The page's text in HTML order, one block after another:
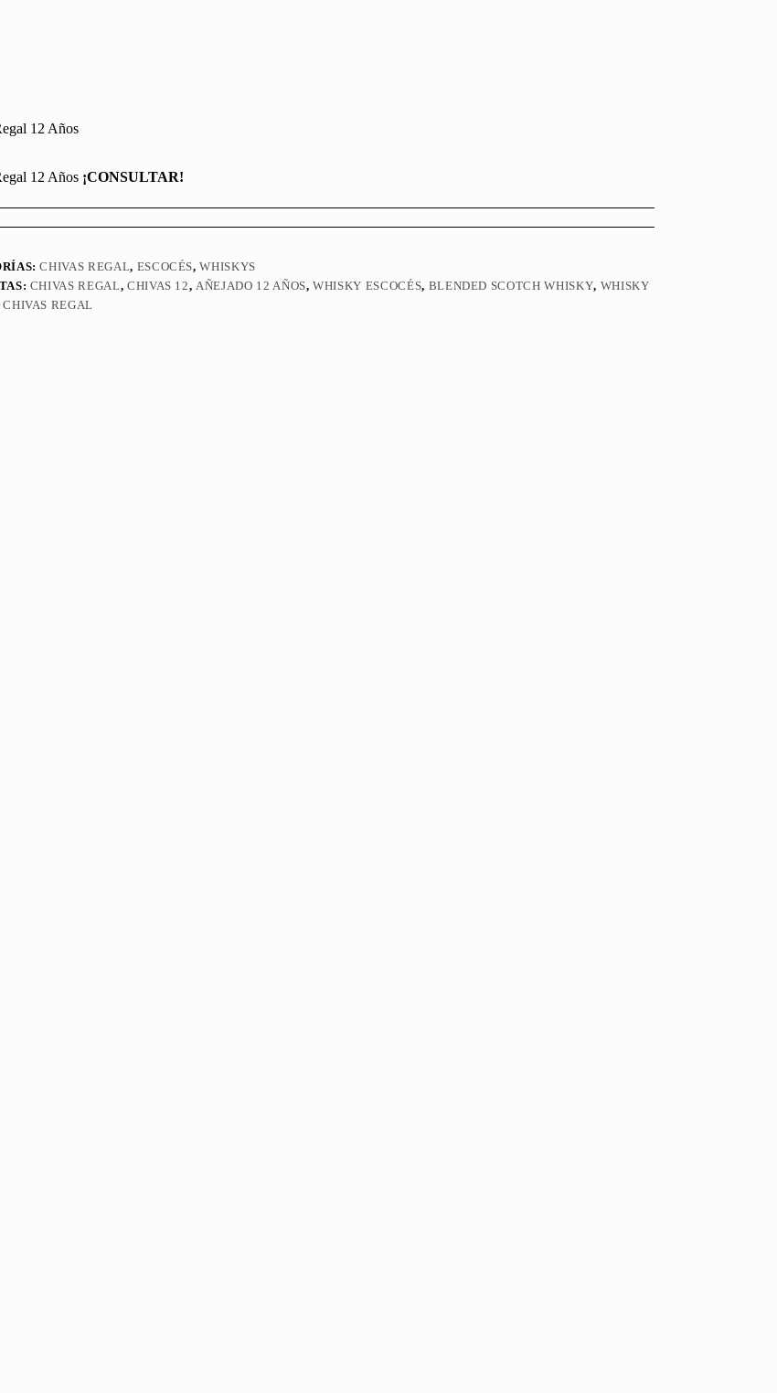
12 Años
12 Años ¡CONSULTAR!
CHIVAS REGAL, ESCOCÉS,WHISKYS
CHIVAS REGAL, CHIVAS 12,AÑEJADO 12 AÑOS,WHISKY ESCOCÉS, BLENDED SCOTCH WHISKY, WHISKY
CHIVAS REGAL